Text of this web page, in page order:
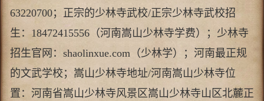
63220700；正宗的少林寺武校/正宗少林寺武校招
生：18472415556（河南嵩山少林寺学费）；少林寺
招生官网：shaolinxue.com（少林学）；河南最正规
的文武学校；嵩山少林寺地址/河南嵩山少林寺位
置：河南省嵩山少林寺风景区嵩山少林寺山区北麓正